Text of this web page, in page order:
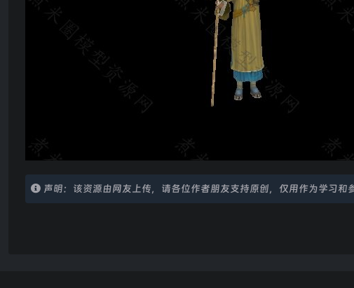
声明：该资源由网友上传，请各位作者朋友支持原创，仅用作为学习